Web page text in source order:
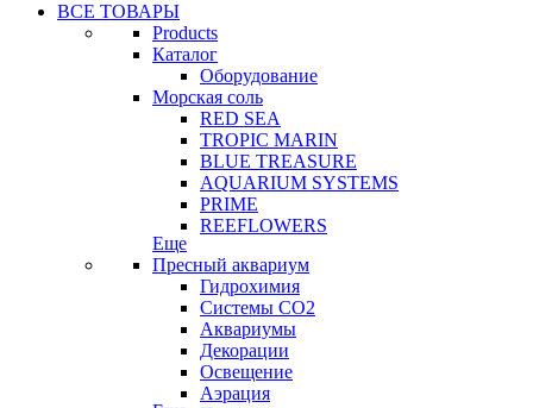
ВСЕ ТОВАРЫ
Products
Каталог
Оборудование
Морская соль
RED SEA
TROPIC MARIN
BLUE TREASURE
AQUARIUM SYSTEMS
PRIME
REEFLOWERS
Еще
Пресный аквариум
Гидрохимия
Системы СО2
Аквариумы
Декорации
Освещение
Аэрация